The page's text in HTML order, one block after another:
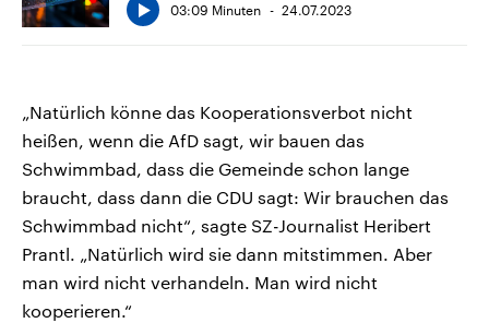
03:09 Minuten 24.07.2023
„Natürlich könne das Kooperationsverbot nicht
heißen, wenn die AfD sagt, wir bauen das
Schwimmbad, dass die Gemeinde schon lange
braucht, dass dann die CDU sagt: Wir brauchen das
Schwimmbad nicht“, sagte SZ-Journalist Heribert
Prantl. „Natürlich wird sie dann mitstimmen. Aber
man wird nicht verhandeln. Man wird nicht
kooperieren.“